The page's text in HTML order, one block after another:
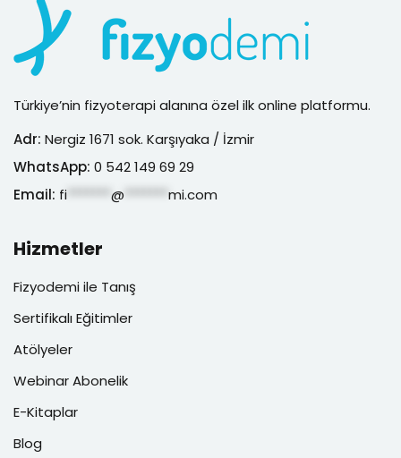
Türkiye’nin fizyoterapi alanına özel ilk online platformu.
Adr: Nergiz 1671 sok. Karşıyaka / İzmir
WhatsApp: 0 542 149 69 29
Email: fi @ mi.com
Hizmetler
Fizyodemi ile Tanış
Sertifikalı Eğitimler
Atölyeler
Webinar Abonelik
E-Kitaplar
Blog